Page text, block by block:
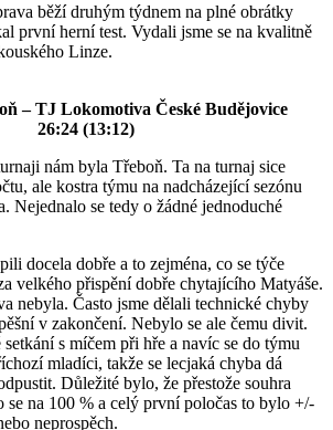
běží druhým týdnem na plné obrátky
první herní test. Vydali jsme se na kvalitně
Linze.
– TJ Lokomotiva České Budějovice
26:24 (13:12)
nám byla Třeboň. Ta na turnaj sice
ale kostra týmu na nadcházející sezónu
Nejednalo se tedy o žádné jednoduché
docela dobře a to zejména, co se týče
velkého přispění dobře chytajícího Matyáše.
nebyla. Často jsme dělali technické chyby
v zakončení. Nebylo se ale čemu divit.
s míčem při hře a navíc se do týmu
mladíci, takže se lecjaká chyba dá
Důležité bylo, že přestože souhra
se na 100 % a celý první poločas to bylo +/-
neprospěch.